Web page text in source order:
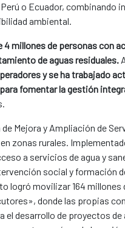
Perú o Ecuador,
ambiental.
millones de personas con
de aguas residuales.
y se ha trabajado
fomentar la gestión
Mejora y Ampliación de
zonas rurales.
a servicios de agua y
social y formación
logró movilizar 164
donde las propias
desarrollo de proyectos